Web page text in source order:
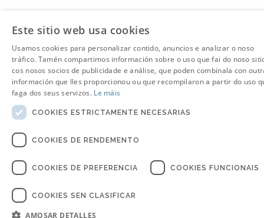
Este sitio web usa cookies
Usamos cookies para personalizar contido, anuncios e analizar o noso
tráfico. Tamén compartimos información sobre o uso que fai do noso
cos nosos socios de publicidade e análise, que poden combinala con
información que lles proporcionou ou que recompilaron a partir do uso
faga dos seus servizos. Le máis
COOKIES ESTRICTAMENTE NECESARIAS
COOKIES DE RENDEMENTO
COOKIES DE PREFERENCIA COOKIES FUNCIONAIS
COOKIES SEN CLASIFICAR
AMOSAR DETALLES